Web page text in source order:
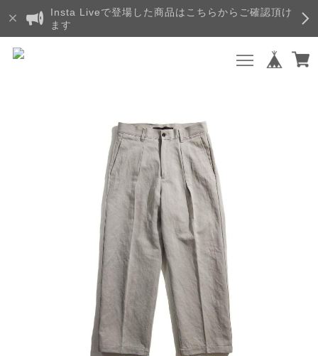
Insta Liveで登場した商品はこちらからご確認頂け
ます